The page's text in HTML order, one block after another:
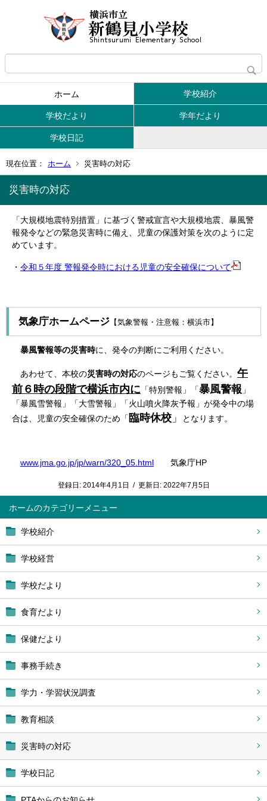
ホーム 学校紹介
学校だより 学年だより
学校日記
現在位置： ホーム 災害時の対応
ホーム
学校紹介
学校経営
学校だより
食育だより
保健だより
事務手続き
学力・学習状況調査
教育相談
災害時の対応
学校日記
災害時の対応
「大規模地震特別措置」に基づく警戒宣言や大規模地震、暴風警
報発令などの緊急災害時に備え、児童の保護対策を次のように定
めています。
・ 令和５年度 警報発令時における児童の安全確保について
気象庁ホームページ 【気象警報・注意報：横浜市】
暴風警報等の災害時に、発令の判断にご利用ください。
あわせて、本校の災害時の対応のページもご覧ください。 午
前６時の段階で横浜市内に 「特別警報」「暴風警報 」
「暴風雪警報」「大雪警報」「火山噴火降灰予報」が発令中の場
合は、児童の安全確保のため「 臨時休校 」 となります。
www.jma.go.jp/jp/warn/320_05.html 気象庁HP
登録日: 2014年4月1日 / 更新日: 2022年7月5日